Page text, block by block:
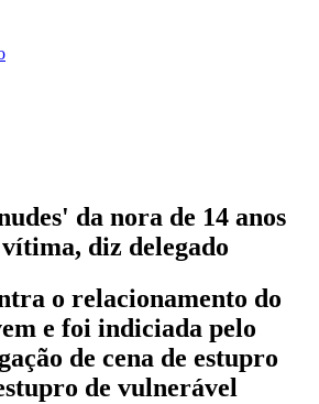
da nora de 14 anos
diz delegado
o relacionamento do
e foi indiciada pelo
de cena de estupro
de vulnerável